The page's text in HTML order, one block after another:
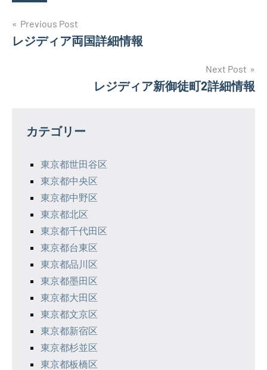
投
稿
ー
Previous Post
レジディア両国詳細情報
Next Post
レジディア新御徒町2詳細情報
カテゴリー
東京都世田谷区
東京都中央区
東京都中野区
東京都北区
東京都千代田区
東京都台東区
東京都品川区
東京都墨田区
東京都大田区
東京都文京区
東京都新宿区
東京都杉並区
東京都板橋区